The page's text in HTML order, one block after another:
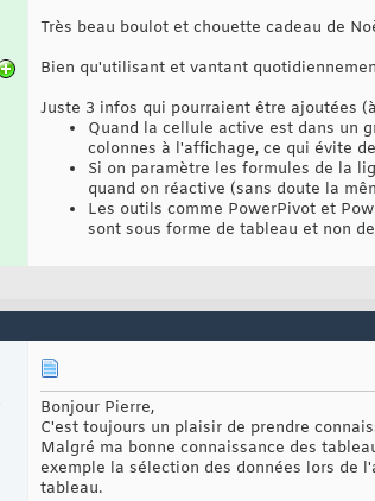
Très beau boulot et chouette cadeau de
Bien qu'utilisant et vantant
Juste 3 infos qui pourraient être ajoutées
Quand la cellule active est dans un
colonnes à l'affichage, ce qui évite
Si on paramètre les formules de la
quand on réactive (sans doute la
Les outils comme PowerPivot et
sont sous forme de tableau et non
Bonjour Pierre,
C'est toujours un plaisir de prendre
Malgré ma bonne connaissance des
exemple la sélection des données lors de
tableau.